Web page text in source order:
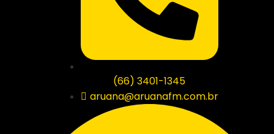
(66) 3401-1345
aruana@aruanafm.com.br